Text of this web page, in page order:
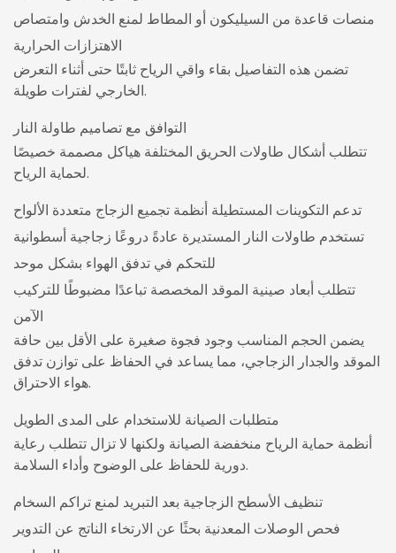
منصات قاعدة من السيليكون أو المطاط لمنع الخدش وامتصاص
الاهتزازات الحرارية
تضمن هذه التفاصيل بقاء واقي الرياح ثابتًا حتى أثناء التعرض
الخارجي لفترات طويلة.
التوافق مع تصاميم طاولة النار
تتطلب أشكال طاولات الحريق المختلفة هياكل مصممة خصيصًا
لحماية الرياح.
تدعم التكوينات المستطيلة أنظمة تجميع الزجاج متعددة الألواح
تستخدم طاولات النار المستديرة عادةً دروعًا زجاجية أسطوانية
للتحكم في تدفق الهواء بشكل موحد
تتطلب أبعاد صينية الموقد المخصصة تباعدًا مضبوطًا للتركيب
الآمن
يضمن الحجم المناسب وجود فجوة صغيرة على الأقل بين حافة
الموقد والجدار الزجاجي، مما يساعد في الحفاظ على توازن تدفق
هواء الاحتراق.
متطلبات الصيانة للاستخدام على المدى الطويل
أنظمة حماية الرياح منخفضة الصيانة ولكنها لا تزال تتطلب رعاية
دورية للحفاظ على الوضوح وأداء السلامة.
تنظيف الأسطح الزجاجية بعد التبريد لمنع تراكم السخام
فحص الوصلات المعدنية بحثًا عن الارتخاء الناتج عن التدوير